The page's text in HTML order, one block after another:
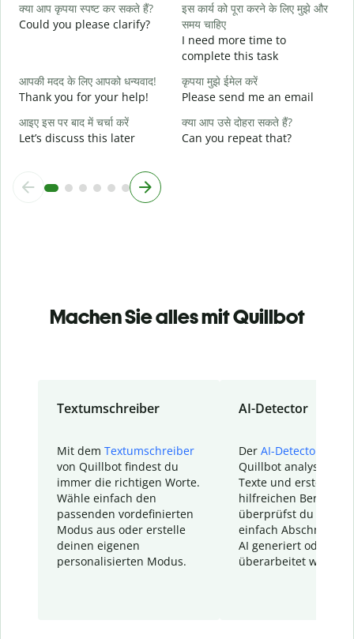
क्या आप कृपया स्पष्ट कर सकते हैं?
Could you please clarify?
इस कार्य को पूरा करने के लिए मुझे और
समय चाहिए
I need more time to
complete this task
आपकी मदद के लिए आपको धन्यवाद!
Thank you for your help!
कृपया मुझे ईमेल करें
Please send me an email
आइए इस पर बाद में चर्चा करें
Let’s discuss this later
क्या आप उसे दोहरा सकते हैं?
Can you repeat that?
Machen Sie alles mit Quillbot
Textumschreiber
Mit dem Textumschreiber
von Quillbot findest du
immer die richtigen Worte.
Wähle einfach den
passenden vordefinierten
Modus aus oder erstelle
deinen eigenen
personalisierten Modus.
AI-Detector
Der AI-Detector
Quillbot analysiert
Texte und erstellt
hilfreichen Bericht.
überprüfst du
einfach Abschnitte,
AI generiert oder
überarbeitet wurden.